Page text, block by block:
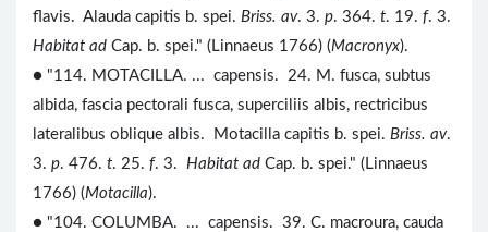
flavis. Alauda capitis b. spei. Briss. av. 3. p. 364. t. 19. f. 3.
Habitat ad Cap. b. spei." (Linnaeus 1766) (Macronyx).
● "114. MOTACILLA. ... capensis. 24. M. fusca, subtus
albida, fascia pectorali fusca, superciliis albis, rectricibus
lateralibus oblique albis. Motacilla capitis b. spei. Briss. av.
3. p. 476. t. 25. f. 3. Habitat ad Cap. b. spei." (Linnaeus
1766) (Motacilla).
● "104. COLUMBA. ... capensis. 39. C. macroura, cauda